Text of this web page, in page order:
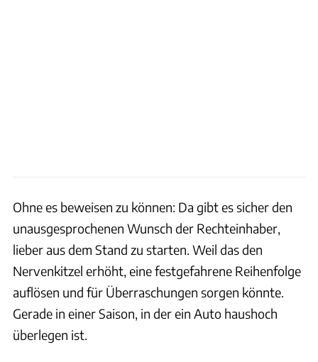
Ohne es beweisen zu können: Da gibt es sicher den
unausgesprochenen Wunsch der Rechteinhaber,
lieber aus dem Stand zu starten. Weil das den
Nervenkitzel erhöht, eine festgefahrene Reihenfolge
auflösen und für Überraschungen sorgen könnte.
Gerade in einer Saison, in der ein Auto haushoch
überlegen ist.